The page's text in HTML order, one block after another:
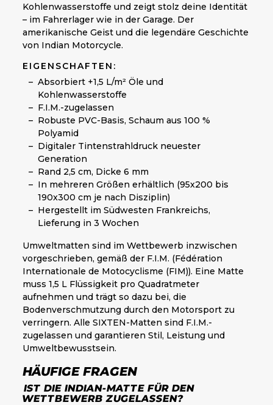
Kohlenwasserstoffe und zeigt stolz deine Identität
– im Fahrerlager wie in der Garage. Der
amerikanische Geist und die legendäre Geschichte
von Indian Motorcycle.
EIGENSCHAFTEN:
Absorbiert +1,5 L/m² Öle und
Kohlenwasserstoffe
F.I.M.-zugelassen
Robuste PVC-Basis, Schaum aus 100 %
Polyamid
Digitaler Tintenstrahldruck neuester
Generation
Rand 2,5 cm, Dicke 6 mm
In mehreren Größen erhältlich (95x200 bis
190x300 cm je nach Disziplin)
Hergestellt im Südwesten Frankreichs,
Lieferung in 3 Wochen
Umweltmatten sind im Wettbewerb inzwischen
vorgeschrieben, gemäß der F.I.M. (Fédération
Internationale de Motocyclisme (FIM)). Eine Matte
muss 1,5 L Flüssigkeit pro Quadratmeter
aufnehmen und trägt so dazu bei, die
Bodenverschmutzung durch den Motorsport zu
verringern. Alle SIXTEN-Matten sind F.I.M.-
zugelassen und garantieren Stil, Leistung und
Umweltbewusstsein.
HÄUFIGE FRAGEN
IST DIE INDIAN-MATTE FÜR DEN
WETTBEWERB ZUGELASSEN?